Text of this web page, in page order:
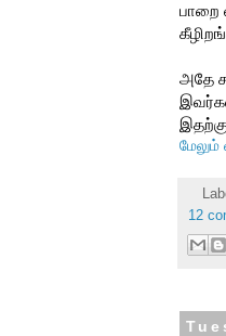
பாறை
அதே
மேலும்
12